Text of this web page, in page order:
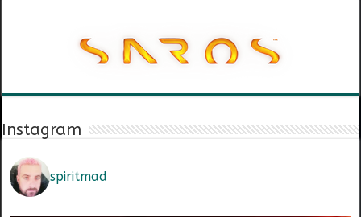
Instagram
spiritmad